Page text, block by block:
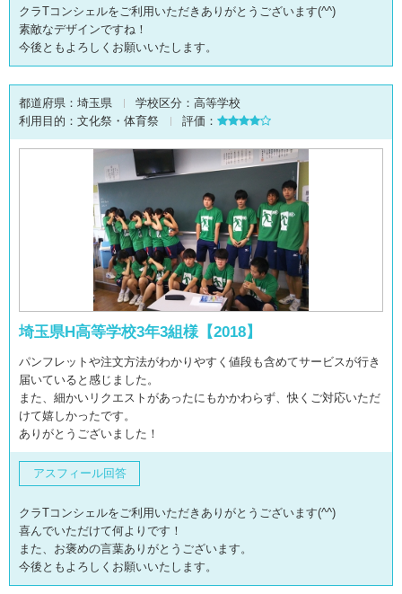
クラTコンシェルをご利用いただきありがとうございます(^^)
素敵なデザインですね！
今後ともよろしくお願いいたします。
都道府県： 埼玉県 学校区分： 高等学校
利用目的： 文化祭・体育祭 評価：
埼玉県H高等学校3年3組様【2018】
パンフレットや注文方法がわかりやすく値段も含めてサービスが行き
届いていると感じました。
また、細かいリクエストがあったにもかかわらず、快くご対応いただ
けて嬉しかったです。
ありがとうございました！
アスフィール回答
クラTコンシェルをご利用いただきありがとうございます(^^)
喜んでいただけて何よりです！
また、お褒めの言葉ありがとうございます。
今後ともよろしくお願いいたします。